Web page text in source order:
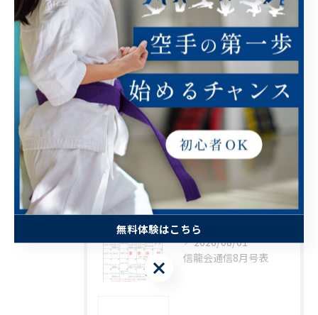
幼児
小学生
中学生
高校生
大人
最近の投稿 RECENT POSTS
2026/08/01
信龍会通信8月号表
無料体験はこちら
無料体験はこちら